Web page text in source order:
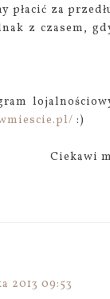
płacić za
z czasem,
:)
Ciekawi
2013 09:53